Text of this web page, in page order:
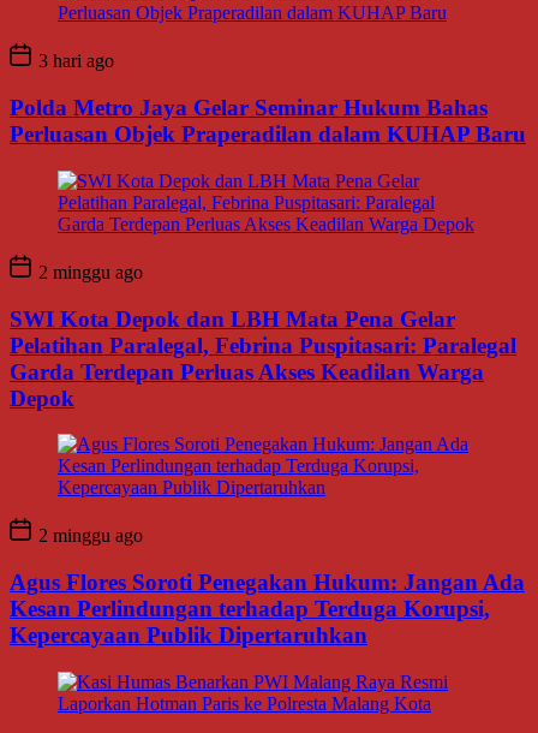
3 hari ago
Polda Metro Jaya Gelar Seminar Hukum Bahas
Perluasan Objek Praperadilan dalam KUHAP Baru
2 minggu ago
SWI Kota Depok dan LBH Mata Pena Gelar
Pelatihan Paralegal, Febrina Puspitasari: Paralegal
Garda Terdepan Perluas Akses Keadilan Warga
Depok
2 minggu ago
Agus Flores Soroti Penegakan Hukum: Jangan Ada
Kesan Perlindungan terhadap Terduga Korupsi,
Kepercayaan Publik Dipertaruhkan